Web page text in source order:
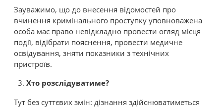
Зауважимо, що до внесення відомостей про
вчинення кримінального проступку уповноважена
особа має право невідкладно провести огляд місця
події, відібрати пояснення, провести медичне
освідування, зняти показники з технічних
пристроїв.
Хто розслідуватиме?
Тут без суттєвих змін: дізнання здійснюватиметься